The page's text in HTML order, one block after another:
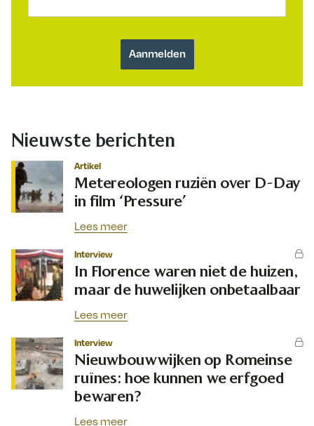
Nieuwste berichten
Artikel
Metereologen ruziën over D-Day
in film ‘Pressure’
Lees meer
Interview
In Florence waren niet de huizen,
maar de huwelijken onbetaalbaar
Lees meer
Interview
Nieuwbouwwijken op Romeinse
ruïnes: hoe kunnen we erfgoed
bewaren?
Lees meer